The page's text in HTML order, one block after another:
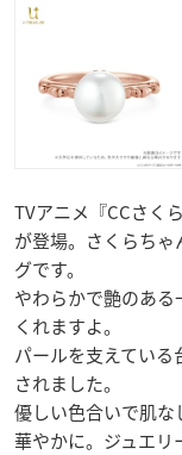
TVアニメ『CCさく
が登場。さくらち
グです。
やわらかで艶のあ
くれますよ。
パールを支えてい
されました。
優しい色合いで肌な
華やかに。ジュエリ